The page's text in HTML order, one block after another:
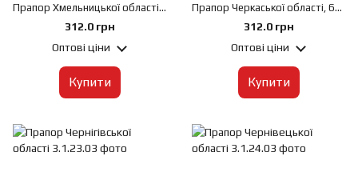
Прапор Хмельницької області, 60х90 см, Штучний шовк 50 г/м², Сублімаційний друк, односторонній, Кишеня під древко зліва
312.0 грн
Оптові ціни
Купити
Прапор Черкаської області, 60х90 см, Штучний шовк 50 г/м², Сублімаційний друк, односторонній, Кишеня під древко зліва
312.0 грн
Оптові ціни
Купити